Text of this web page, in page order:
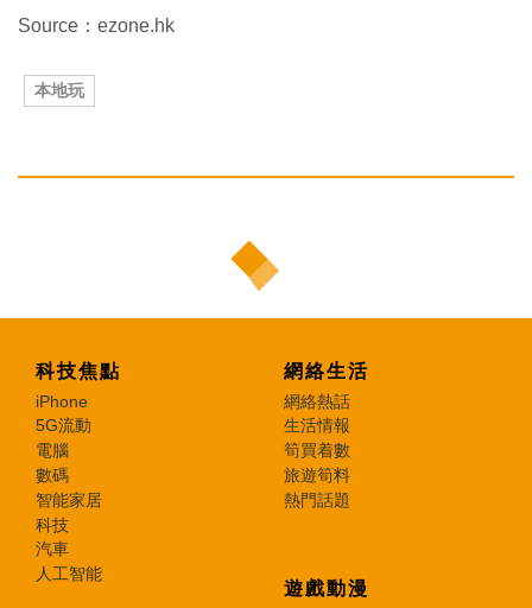
Source：ezone.hk
本地玩
科技焦點
iPhone
5G流動
電腦
數碼
智能家居
科技
汽車
人工智能
網絡生活
網絡熱話
生活情報
筍買着數
旅遊筍料
熱門話題
遊戲動漫